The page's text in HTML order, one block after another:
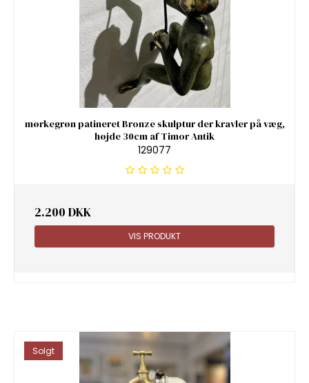
mørkegrøn patineret Bronze skulptur der kravler på væg,
højde 30cm af Timor Antik
129077
2.200 DKK
VIS PRODUKT
Solgt